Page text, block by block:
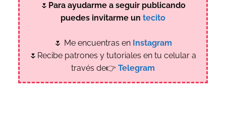
🌷 Para ayudarme a seguir publicando
puedes invitarme un tecito
🌷 Me encuentras en Instagram
🌷Recibe patrones y tutoriales en tu celular a
través de👉 Telegram